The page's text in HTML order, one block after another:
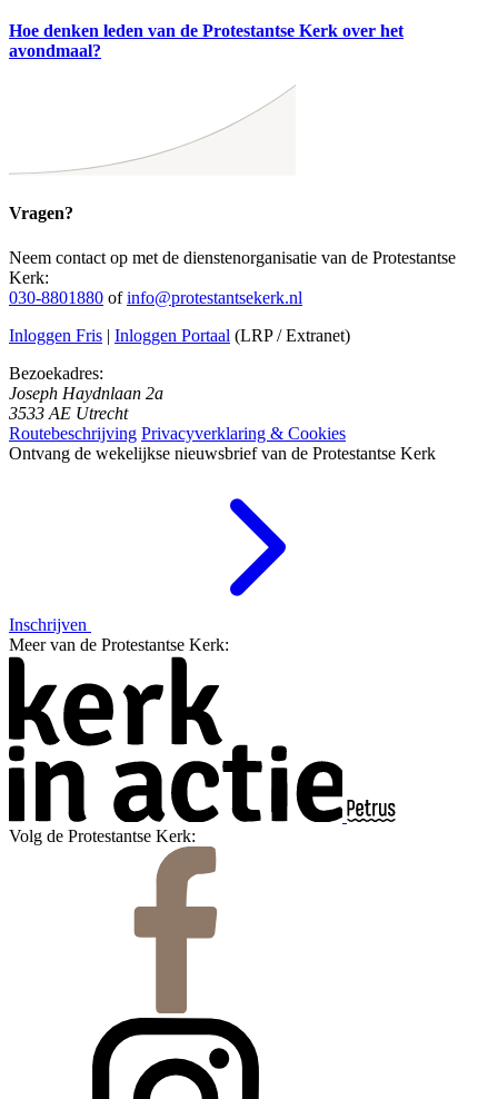
Hoe denken leden van de Protestantse Kerk over het
avondmaal?
Vragen?
Neem contact op met de dienstenorganisatie van de Protestantse
Kerk:
030-8801880 ofinfo@protestantsekerk.nl
Inloggen Fris | Inloggen Portaal (LRP / Extranet)
Bezoekadres:
Joseph Haydnlaan 2a
3533 AE Utrecht
Routebeschrijving Privacyverklaring & Cookies
Ontvang de wekelijkse nieuwsbrief van de Protestantse Kerk
Inschrijven
Meer van de Protestantse Kerk:
Volg de Protestantse Kerk: